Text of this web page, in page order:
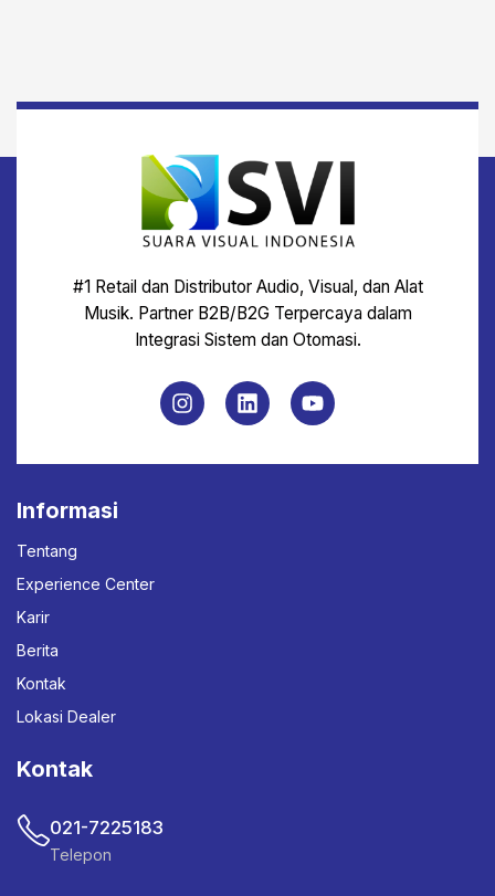
#1 Retail dan Distributor Audio, Visual, dan Alat
Musik. Partner B2B/B2G Terpercaya dalam
Integrasi Sistem dan Otomasi.
Informasi
Tentang
Experience Center
Karir
Berita
Kontak
Lokasi Dealer
Kontak
021-7225183
Telepon